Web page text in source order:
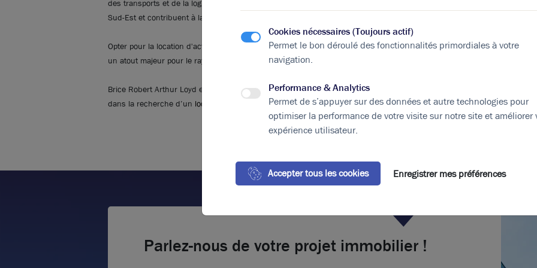
Photos (5 )
des transports et de la logistique y occupent une place prépondérante. En complément, le BTP et les services viennent
Sud-Est et contribuent à la richesse l’offre de locaux d’activités à louer à Mions.
Opter pour la location d'activités à Mions c’est faire le choix d’un environnement dynamique et propice au
un atout majeur pour le rayonnement régional des sociétés implantées.
Brice Robert Arthur Loyd est un agence spécialisée dans l’immobilier d’entreprise ; actifs sur l’ensemble de la
dans la recherche d’un local d’activités à Louerà Mions.
Parlez-nous de votre projet immobilier !
Cookies nécessaires (Toujours actif)
Permet le bon déroulé des fonctionnalités primordiales à votre
navigation.
Performance & Analytics
Permet de s’appuyer sur des données et autre technologies pour
optimiser la performance de votre visite sur notre site et améliorer
expérience utilisateur.
Accepter tous les cookies Enregistrer mes préférences